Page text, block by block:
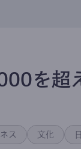
を超
ス 文化